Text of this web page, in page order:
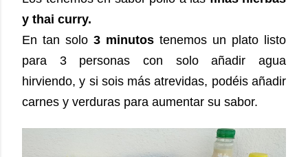
y thai curry.
En tan solo 3 minutos tenemos un plato listo
para 3 personas con solo añadir agua
hirviendo, y si sois más atrevidas, podéis añadir
carnes y verduras para aumentar su sabor.